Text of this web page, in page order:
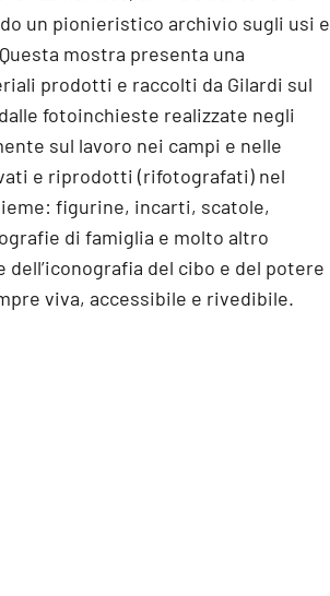
un pionieristico archivio sugli usi e
mostra presenta una
prodotti e raccolti da Gilardi sul
fotoinchieste realizzate negli
sul lavoro nei campi e nelle
e riprodotti (rifotografati) nel
figurine, incarti, scatole,
di famiglia e molto altro
dell’iconografia del cibo e del potere
viva, accessibile e rivedibile.